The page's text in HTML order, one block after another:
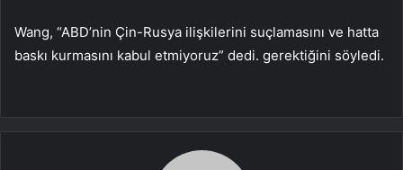
Wang, “ABD’nin Çin-Rusya ilişkilerini suçlamasını ve hatta
baskı kurmasını kabul etmiyoruz” dedi. gerektiğini söyledi.